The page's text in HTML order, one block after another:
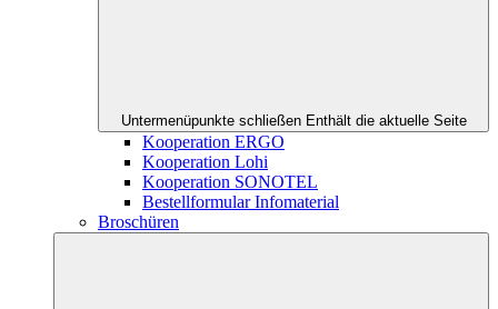
Untermenüpunkte schließen Enthält die aktuelle Seite
Kooperation ERGO
Kooperation Lohi
Kooperation SONOTEL
Bestellformular Infomaterial
Broschüren